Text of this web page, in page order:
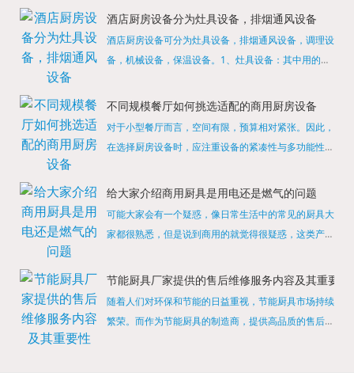
酒店厨房设备分为灶具设备，排烟通风设备
酒店厨房设备可分为灶具设备，排烟通风设备，调理设
备，机械设备，保温设备。1、灶具设备：其中用的较
缺少的，经过相关检测证明的合格设备才能进行使用，
不同规模餐厅如何挑选适配的商用厨房设备
对于小型餐厅而言，空间有限，预算相对紧张。因此，
在选择厨房设备时，应注重设备的紧凑性与多功能性。
烹饪设备，既能节省空间，又能满足多样化的烹饪需
给大家介绍商用厨具是用电还是燃气的问题
可能大家会有一个疑惑，像日常生活中的常见的厨具大
家都很熟悉，但是说到商用的就觉得很疑惑，这类产品
店用的就是商用的吗?还真别说，真被大家猜对了，这
节能厨具厂家提供的售后维修服务内容及其重要性
随着人们对环保和节能的日益重视，节能厨具市场持续
繁荣。而作为节能厨具的制造商，提供高品质的售后维